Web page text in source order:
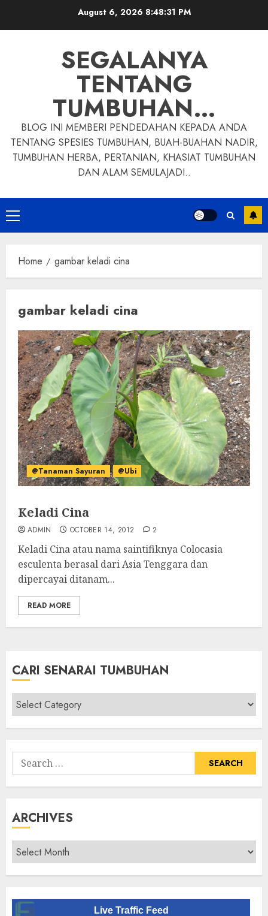
August 6, 2026 8:48:32 PM
SEGALANYA
TENTANG
TUMBUHAN…
BLOG INI MEMBERI PENDEDAHAN KEPADA ANDA
TENTANG SPESIES TUMBUHAN, BUAH-BUAHAN NADIR,
TUMBUHAN HERBA, PERTANIAN, KHASIAT TUMBUHAN
DAN ALAM SEMULAJADI..
Primary
Menu
Home gambar keladi cina
gambar keladi cina
@Tanaman Sayuran @Ubi
Keladi Cina
ADMIN OCTOBER 14, 2012 2
Keladi Cina atau nama saintifiknya Colocasia
esculenta berasal dari Asia Tenggara dan
dipercayai ditanam...
READ MORE
CARI SENARAI TUMBUHAN
Cari
Senarai
Tumbuhan
Search
for:
ARCHIVES
Archives
Live Traffic Feed